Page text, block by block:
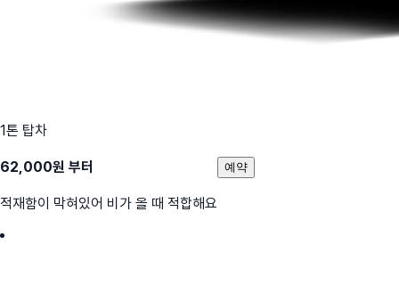
1톤 탑차
62,000원 부터
적재함이 막혀있어 비가 올 때 적합해요
예약